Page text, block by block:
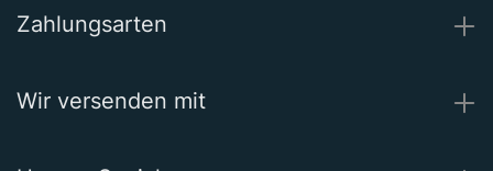
Zahlungsarten
Wir versenden mit